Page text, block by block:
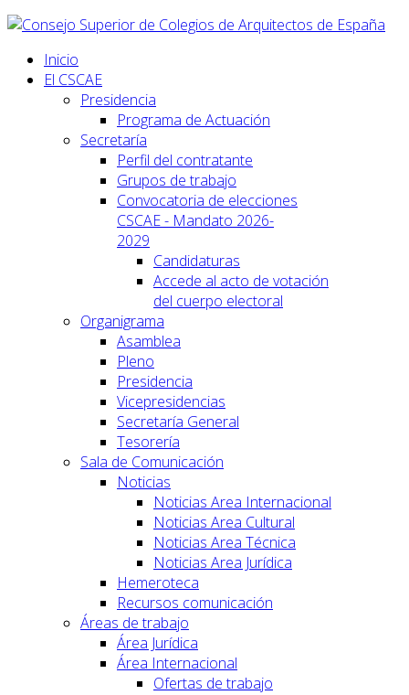
Inicio
El CSCAE
Presidencia
Programa de Actuación
Secretaría
Perfil del contratante
Grupos de trabajo
Convocatoria de elecciones
CSCAE - Mandato 2026-
2029
Candidaturas
Accede al acto de votación
del cuerpo electoral
Organigrama
Asamblea
Pleno
Presidencia
Vicepresidencias
Secretaría General
Tesorería
Sala de Comunicación
Noticias
Noticias Area Internacional
Noticias Area Cultural
Noticias Area Técnica
Noticias Area Jurídica
Hemeroteca
Recursos comunicación
Áreas de trabajo
Área Jurídica
Área Internacional
Ofertas de trabajo